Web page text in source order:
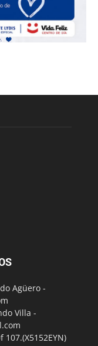
Agüero -
Villa -